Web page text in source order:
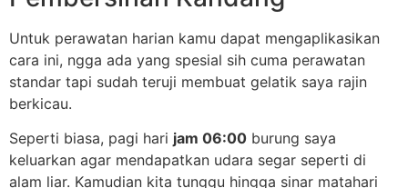
Untuk perawatan harian kamu dapat mengaplikasikan
cara ini, ngga ada yang spesial sih cuma perawatan
standar tapi sudah teruji membuat gelatik saya rajin
berkicau.
Seperti biasa, pagi hari jam 06:00 burung saya
keluarkan agar mendapatkan udara segar seperti di
alam liar. Kamudian kita tunggu hingga sinar matahari